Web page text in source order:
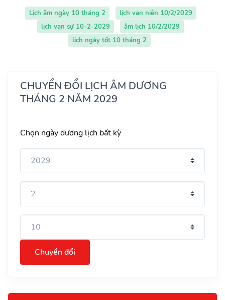
Lịch âm ngày 10 tháng 2
lịch vạn niên 10/2/2029
lịch vạn sự 10-2-2029
âm lịch 10/2/2029
lịch ngày tốt 10 tháng 2
CHUYỂN ĐỔI LỊCH ÂM DƯƠNG
THÁNG 2 NĂM 2029
Chọn ngày dương lịch bất kỳ
Chuyển đổi